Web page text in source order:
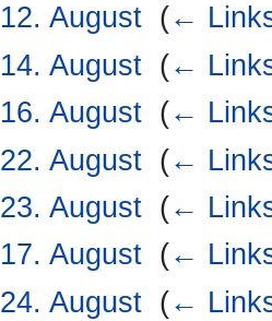
12. August (←
14. August (←
16. August (←
22. August (←
23. August (←
17. August (←
24. August (←